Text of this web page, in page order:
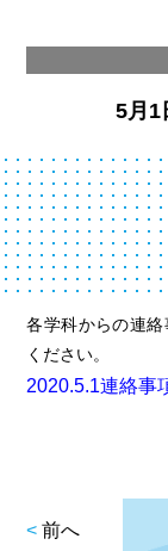
5月1
各学科からの連
ください。
2020.5.1連絡事
<前へ